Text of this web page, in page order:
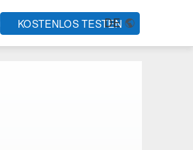
KOSTENLOS TESTEN
DE